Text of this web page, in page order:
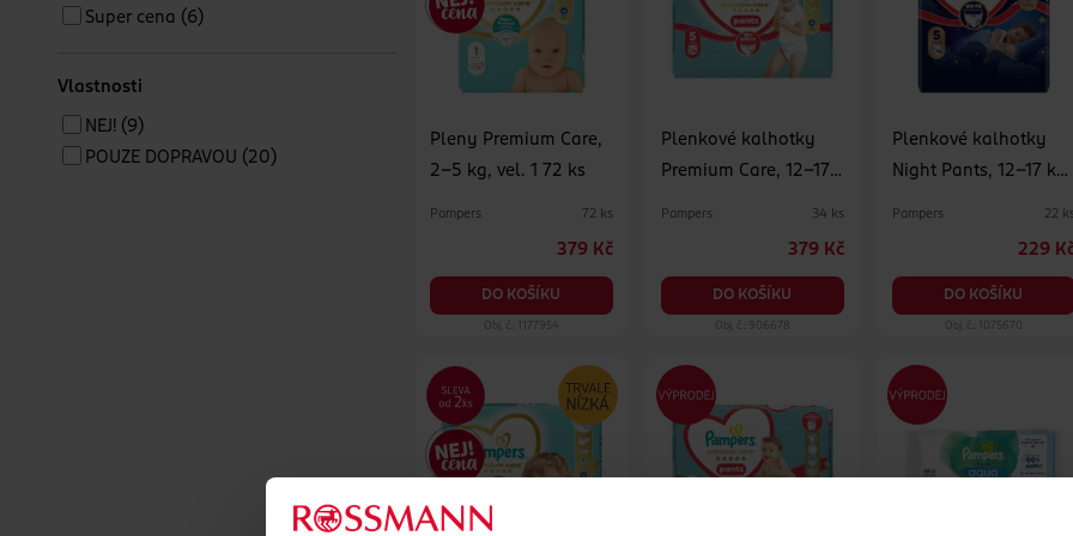
Super cena (6)
Vlastnosti
NEJ! (9)
POUZE DOPRAVOU (20)
Pleny Premium Care,
2–5 kg, vel. 1 72 ks
Pampers 72 ks
379 Kč
DO KOŠÍKU
Obj. č.: 1177954
Plenkové kalhotky
Premium Care, 12–17
Pampers 34 ks
379 Kč
DO KOŠÍKU
Obj. č.: 906678
Plenkové kalhotky
Night Pants, 12–17 kg,
Pampers 22
229
DO KOŠÍKU